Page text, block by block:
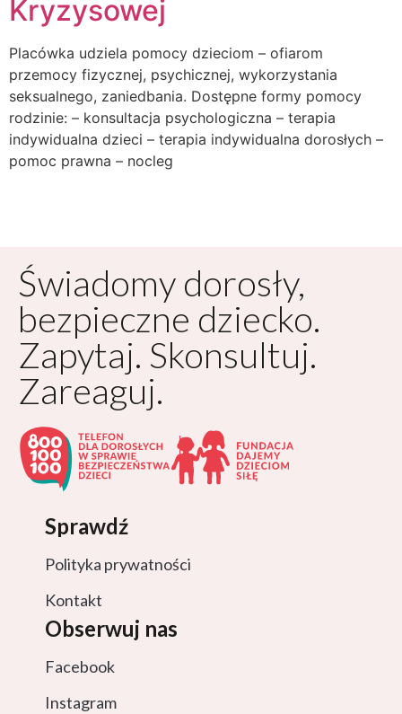
Kryzysowej
Placówka udziela pomocy dzieciom – ofiarom
przemocy fizycznej, psychicznej, wykorzystania
seksualnego, zaniedbania. Dostępne formy pomocy
rodzinie: – konsultacja psychologiczna – terapia
indywidualna dzieci – terapia indywidualna dorosłych –
pomoc prawna – nocleg
Świadomy dorosły,
bezpieczne dziecko.
Zapytaj. Skonsultuj.
Zareaguj.
Sprawdź
Polityka prywatności
Kontakt
Obserwuj nas
Facebook
Instagram